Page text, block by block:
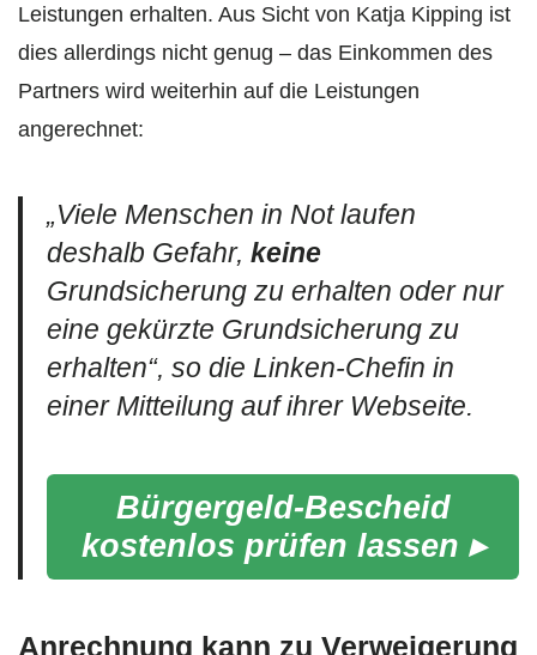
Leistungen erhalten. Aus Sicht von Katja Kipping ist
dies allerdings nicht genug – das Einkommen des
Partners wird weiterhin auf die Leistungen
angerechnet:
„Viele Menschen in Not laufen
deshalb Gefahr, keine
Grundsicherung zu erhalten oder nur
eine gekürzte Grundsicherung zu
erhalten“, so die Linken-Chefin in
einer Mitteilung auf ihrer Webseite.
Bürgergeld-Bescheid
kostenlos prüfen lassen ▸
Anrechnung kann zu Verweigerung